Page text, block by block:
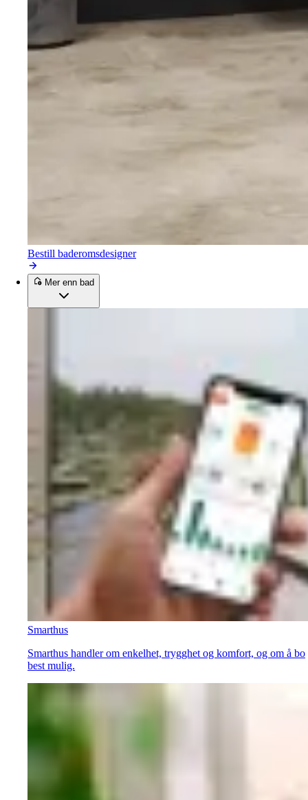
Bestill baderomsdesigner
Mer enn bad
Smarthus
Smarthus handler om enkelhet, trygghet og komfort, og om å bo
best mulig.